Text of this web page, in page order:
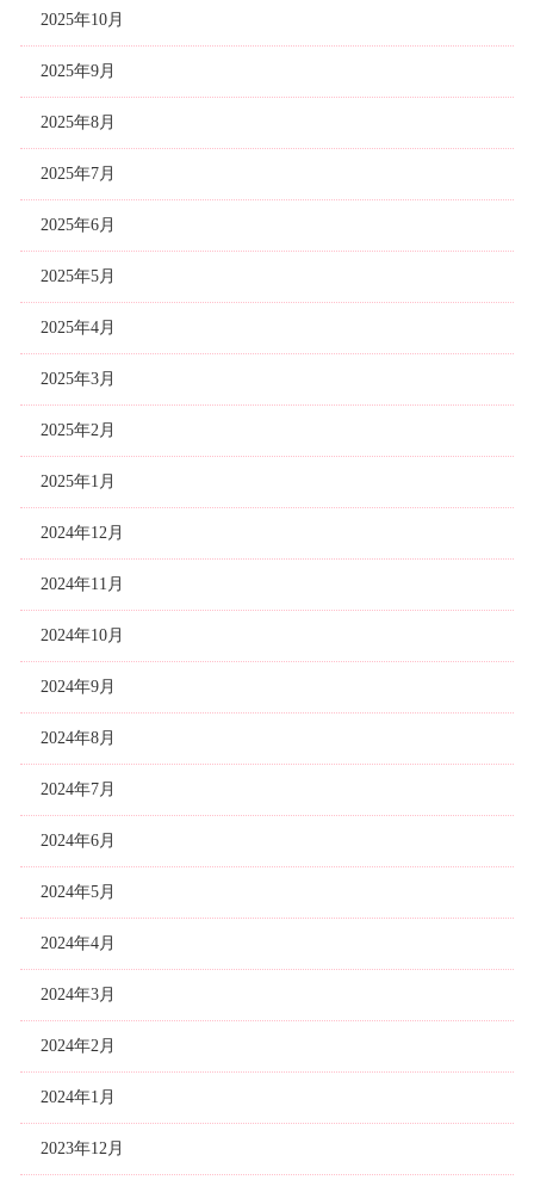
2025年10月
2025年9月
2025年8月
2025年7月
2025年6月
2025年5月
2025年4月
2025年3月
2025年2月
2025年1月
2024年12月
2024年11月
2024年10月
2024年9月
2024年8月
2024年7月
2024年6月
2024年5月
2024年4月
2024年3月
2024年2月
2024年1月
2023年12月